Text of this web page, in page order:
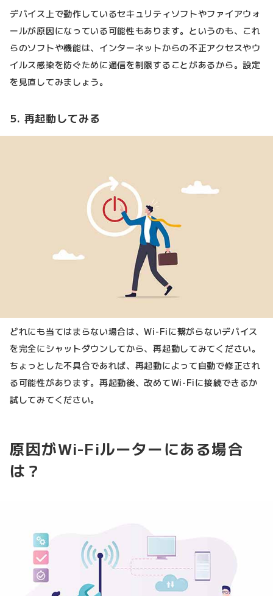
デバイス上で動作しているセキュリティソフトやファイアウォ
ールが原因になっている可能性もあります。というのも、これ
らのソフトや機能は、インターネットからの不正アクセスやウ
イルス感染を防ぐために通信を制限することがあるから。設定
を見直してみましょう。
5. 再起動してみる
どれにも当てはまらない場合は、Wi-Fiに繋がらないデバイス
を完全にシャットダウンしてから、再起動してみてください。
ちょっとした不具合であれば、再起動によって自動で修正され
る可能性があります。再起動後、改めてWi-Fiに接続できるか
試してみてください。
原因がWi-Fiルーターにある場合
は？